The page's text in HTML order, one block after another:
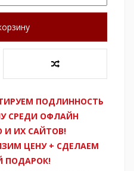
ПОДЛИННОСТЬ
СРЕДИ ОФЛАЙН
И ИХ САЙТОВ!
ЦЕНУ + СДЕЛАЕМ
ПОДАРОК!